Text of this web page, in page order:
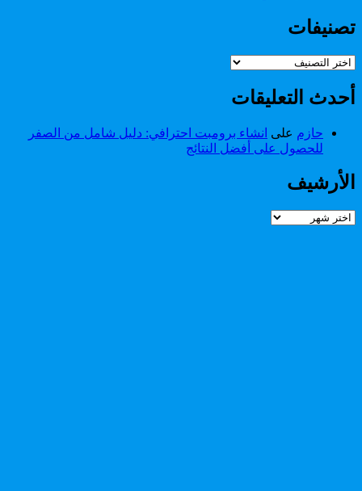
تصنيفات
تصنيفات
أحدث التعليقات
حازم على انشاء برومبت احترافي: دليل شامل من الصفر
للحصول على أفضل النتائج
الأرشيف
الأرشيف